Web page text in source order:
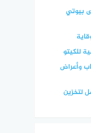
بيوتي
للكيتو
وأعراض
لتخزين